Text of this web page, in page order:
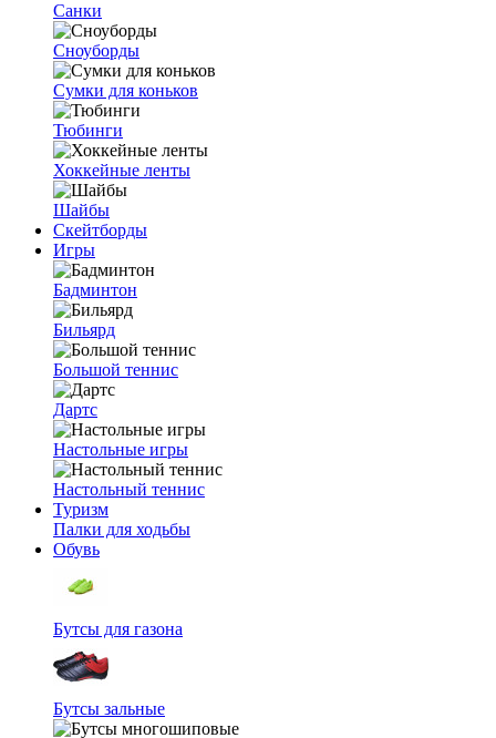
Санки
Сноуборды
Сумки для коньков
Тюбинги
Хоккейные ленты
Шайбы
Скейтборды
Игры
Бадминтон
Бильярд
Большой теннис
Дартс
Настольные игры
Настольный теннис
Туризм
Палки для ходьбы
Обувь
Бутсы для газона
Бутсы зальные